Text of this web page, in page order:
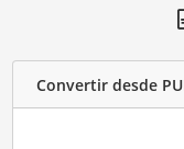
Convertir desde